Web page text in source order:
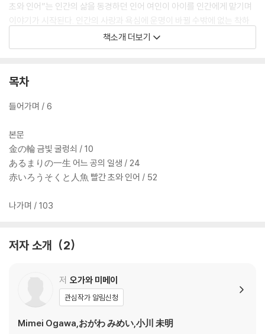
초와 인어”는 인간의 삶을 동경하던 인어 여인이 아이를 인간에게 맡기며
이야기가 시작된다. 인간의 사랑과 욕심에 운명이 바뀔 수밖에 없는 착하
고 가련한 인어 소녀의 이야기가 신비로움과 슬픔 그리고 깊은 감동을 준
다.
성인이 되어 시작한 일본어는 유학과 취업, 자격증 취득 등을 목적으로 한
자를 대상으로 쓰인 동화에는 너무 기초적이라서 오히려 놓치기 쉬운 생활
운 의성어와 의태어도 자주 등장한다. 대화 참여자의 관계에 따라 달라지
는 말투도 동화에서 얻을 수 있는 귀중한 정보다. 나아가 동화 특유의 리듬
감과 반복되는 어휘와 문장 구조는 일본어 학습에 도움이 된다. 오가와 미
메이의 동화는 일본어 공부와 일본어로 된 책을 읽기 위한 좋은 출발점이
원한다.
책소개 더보기
목차
들어가며 / 6
본문
金の輪 금빛 굴렁쇠 / 10
あるまりの一生 어느 공의 일생 / 24
赤いろうそくと人魚 빨간 초와 인어 / 52
나가며 / 103
저자 소개 2
저 오가와 미메이
관심작가 알림신청
Mimei Ogawa,おがわ みめい,小川 未明